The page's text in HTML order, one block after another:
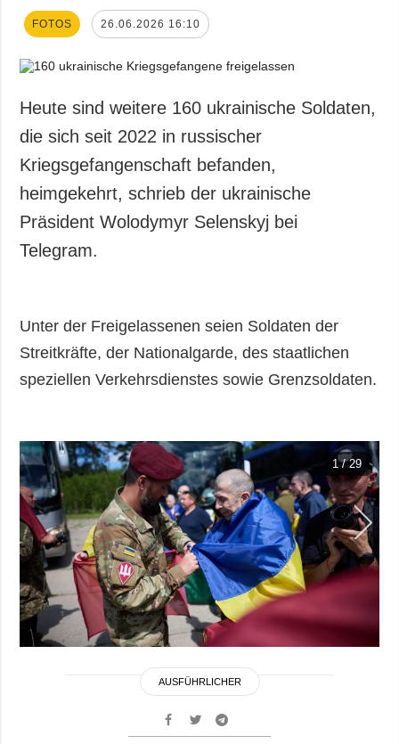
FOTOS 26.06.2026 16:10
Heute sind weitere 160 ukrainische Soldaten,
die sich seit 2022 in russischer
Kriegsgefangenschaft befanden,
heimgekehrt, schrieb der ukrainische
Präsident Wolodymyr Selenskyj bei
Telegram.
Unter der Freigelassenen seien Soldaten der
Streitkräfte, der Nationalgarde, des staatlichen
speziellen Verkehrsdienstes sowie Grenzsoldaten.
1 / 29
AUSFÜHRLICHER